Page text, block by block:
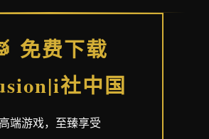
免费下载
社中国
高端游戏，至臻享受